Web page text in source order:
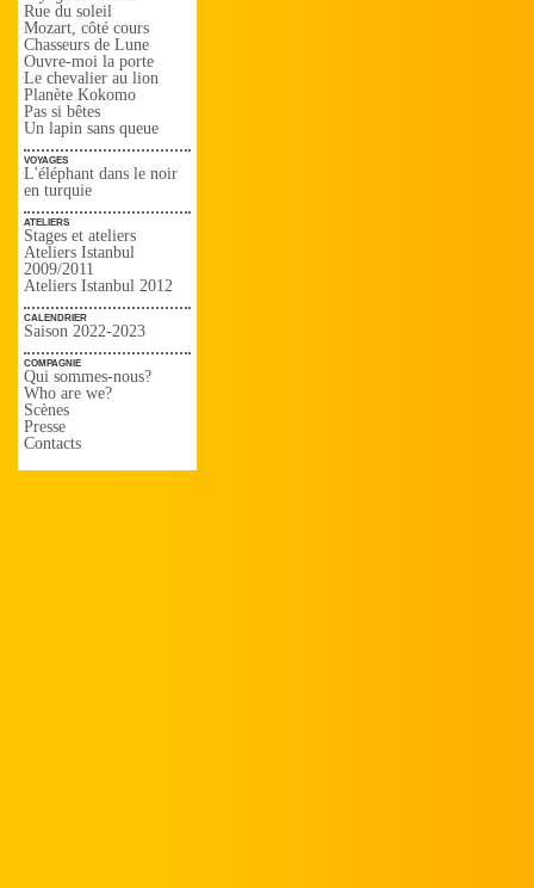
Rue du soleil
Mozart, côté cours
Chasseurs de Lune
Ouvre-moi la porte
Le chevalier au lion
Planète Kokomo
Pas si bêtes
Un lapin sans queue
voyages
L'éléphant dans le noir
en turquie
ateliers
Stages et ateliers
Ateliers Istanbul
2009/2011
Ateliers Istanbul 2012
calendrier
Saison 2022-2023
compagnie
Qui sommes-nous?
Who are we?
Scènes
Presse
Contacts